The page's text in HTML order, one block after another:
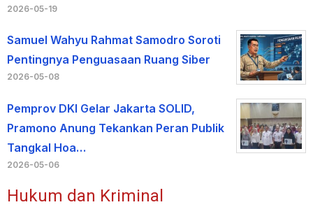
2026-05-19
Samuel Wahyu Rahmat Samodro Soroti
Pentingnya Penguasaan Ruang Siber
2026-05-08
Pemprov DKI Gelar Jakarta SOLID,
Pramono Anung Tekankan Peran Publik
Tangkal Hoa…
2026-05-06
Hukum dan Kriminal